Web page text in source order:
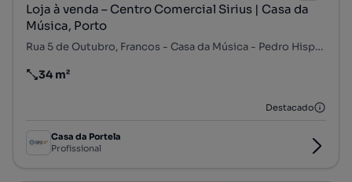
Loja à venda – Centro Comercial Sirius | Casa da
Música, Porto
Rua 5 de Outubro, Francos - Casa da Música - Pedro Hispano, Ramalde, Porto, Porto
Preço por metro quadrado
34 m²
Destacado
Casa da Portela
Profissional